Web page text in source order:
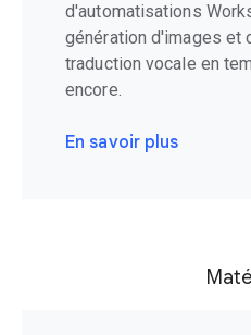
d'automatisations
génération d'images et
traduction vocale en
encore.
En savoir plus